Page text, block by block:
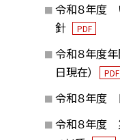
令和８年度
針
PDF
令和８年度年
日現在）
PDF
令和８年度
令和８年度